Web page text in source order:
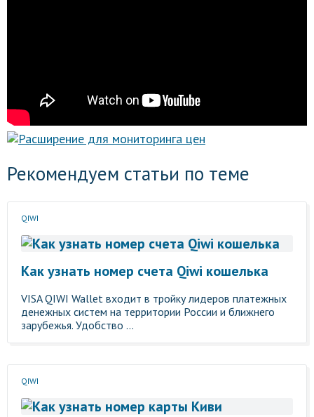
Рекомендуем статьи по теме
QIWI
Как узнать номер счета Qiwi кошелька
VISA QIWI Wallet входит в тройку лидеров платежных
денежных систем на территории России и ближнего
зарубежья. Удобство ...
QIWI